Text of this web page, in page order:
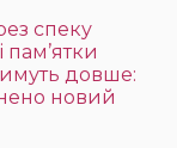
спеку
пам’ятки
довше:
новий